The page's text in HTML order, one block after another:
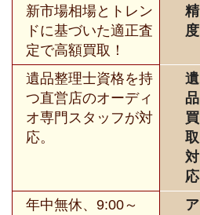
新市場相場とトレン
ドに基づいた適正査
定で高額買取！
精
度
遺品整理士資格を持
つ直営店のオーディ
オ専門スタッフが対
応。
遺
品
買
取
対
応
年中無休、9:00～
ア